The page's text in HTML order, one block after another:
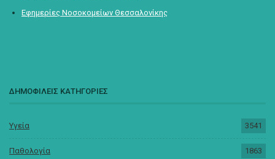
Εφημερίες Νοσοκομείων Θεσσαλονίκης
ΔΗΜΟΦΙΛΕΙΣ ΚΑΤΗΓΟΡΙΕΣ
Υγεία 3541
Παθολογία 1863